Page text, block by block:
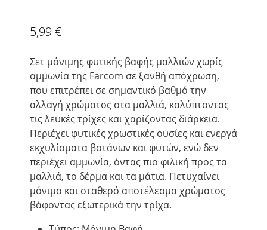
5,99 €
Σετ μόνιμης φυτικής βαφής μαλλιών χωρίς
αμμωνία της Farcom σε ξανθή απόχρωση,
που επιτρέπει σε σημαντικό βαθμό την
αλλαγή χρώματος στα μαλλιά, καλύπτοντας
τις λευκές τρίχες και χαρίζοντας διάρκεια.
Περιέχει φυτικές χρωστικές ουσίες και ενεργά
εκχυλίσματα βοτάνων και φυτών, ενώ δεν
περιέχει αμμωνία, όντας πιο φιλική προς τα
μαλλιά, το δέρμα και τα μάτια. Πετυχαίνει
μόνιμο και σταθερό αποτέλεσμα χρώματος
βάφοντας εξωτερικά την τρίχα.